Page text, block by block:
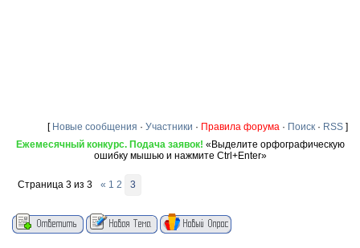
[ Новые сообщения · Участники · Правила форума · Поиск · RSS ]
Ежемесячный конкурс. Подача заявок! «Выделите орфографическую
ошибку мышью и нажмите Ctrl+Enter»
Страница 3 из 3 « 1 2 3